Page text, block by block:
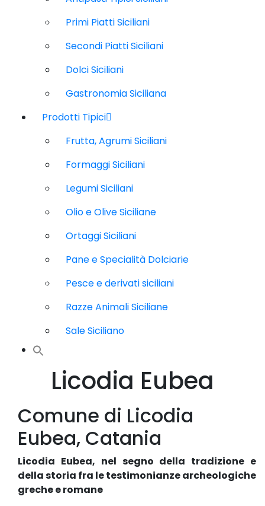
Primi Piatti Siciliani
Secondi Piatti Siciliani
Dolci Siciliani
Gastronomia Siciliana
Prodotti Tipici
Frutta, Agrumi Siciliani
Formaggi Siciliani
Legumi Siciliani
Olio e Olive Siciliane
Ortaggi Siciliani
Pane e Specialità Dolciarie
Pesce e derivati siciliani
Razze Animali Siciliane
Sale Siciliano
Licodia Eubea
Comune di Licodia
Eubea, Catania
Licodia Eubea, nel segno della tradizione e
della storia fra le testimonianze archeologiche
greche e romane